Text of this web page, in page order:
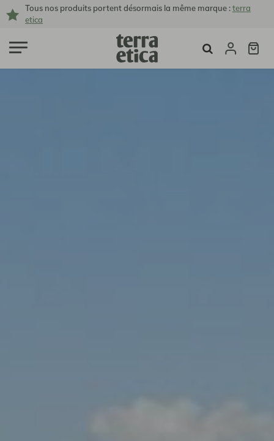
Tous nos produits portent désormais la même marque :terra
etica